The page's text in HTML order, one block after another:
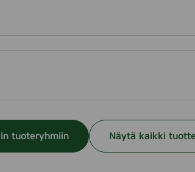
tuoteryhmiin Näytä kaikki